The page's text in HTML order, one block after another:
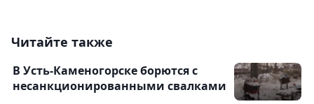
Читайте также
В Усть-Каменогорске борются с
несанкционированными свалками